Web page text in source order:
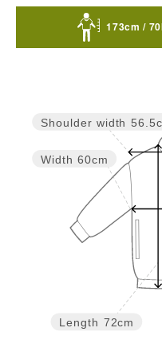
173cm /
Length 72cm
Width 60cm
Shoulder width